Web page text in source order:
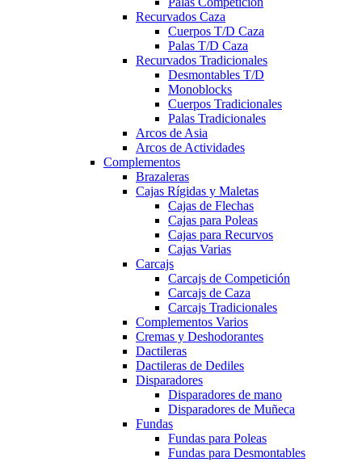
Recurvados Caza
Cuerpos T/D Caza
Palas T/D Caza
Recurvados Tradicionales
Desmontables T/D
Monoblocks
Cuerpos Tradicionales
Palas Tradicionales
Arcos de Asia
Arcos de Actividades
Complementos
Brazaleras
Cajas Rígidas y Maletas
Cajas de Flechas
Cajas para Poleas
Cajas para Recurvos
Cajas Varias
Carcajs
Carcajs de Competición
Carcajs de Caza
Carcajs Tradicionales
Complementos Varios
Cremas y Deshodorantes
Dactileras
Dactileras de Dediles
Disparadores
Disparadores de mano
Disparadores de Muñeca
Fundas
Fundas para Poleas
Fundas para Desmontables